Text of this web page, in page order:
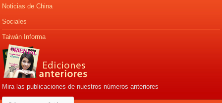
Noticias de China
Sociales
Taiwán Informa
Mira las publicaciones de nuestros números anteriores